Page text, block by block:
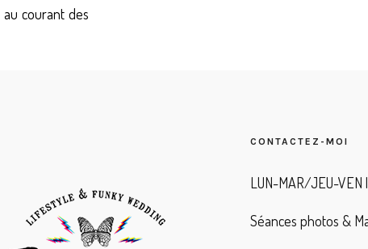
courant des
CONTACTEZ-MOI
LUN-MAR/JEU-VEN
Séances photos &